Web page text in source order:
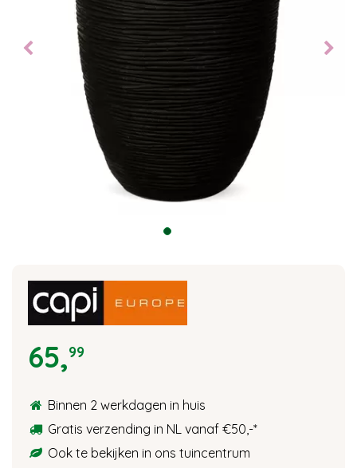
65,99
Binnen 2 werkdagen in huis
Gratis verzending in NL vanaf €50,-*
Ook te bekijken in ons tuincentrum